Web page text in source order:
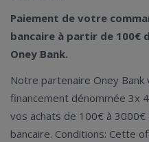
Paiement de votre
bancaire à partir de 100€
Oney Bank.
Notre partenaire Oney
financement dénommée 3x
vos achats de 100€ à
bancaire. Conditions: Cette